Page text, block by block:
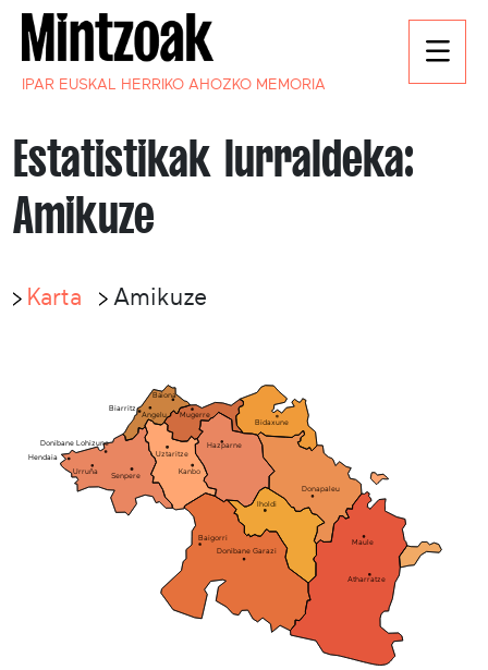
IPAR EUSKAL HERRIKO AHOZKO MEMORIA
Estatistikak lurraldeka:
Amikuze
Karta Amikuze
Donibane Garazi
Baigorri
Iholdi
Kanbo
Mugerre
Atharratze
Maule
Donapaleu
Bidaxune
Uztaritze
Angelu
Baiona
Hazparne
Senpere
Urruña
Hendaia
Donibane Lohizune
Biarritz